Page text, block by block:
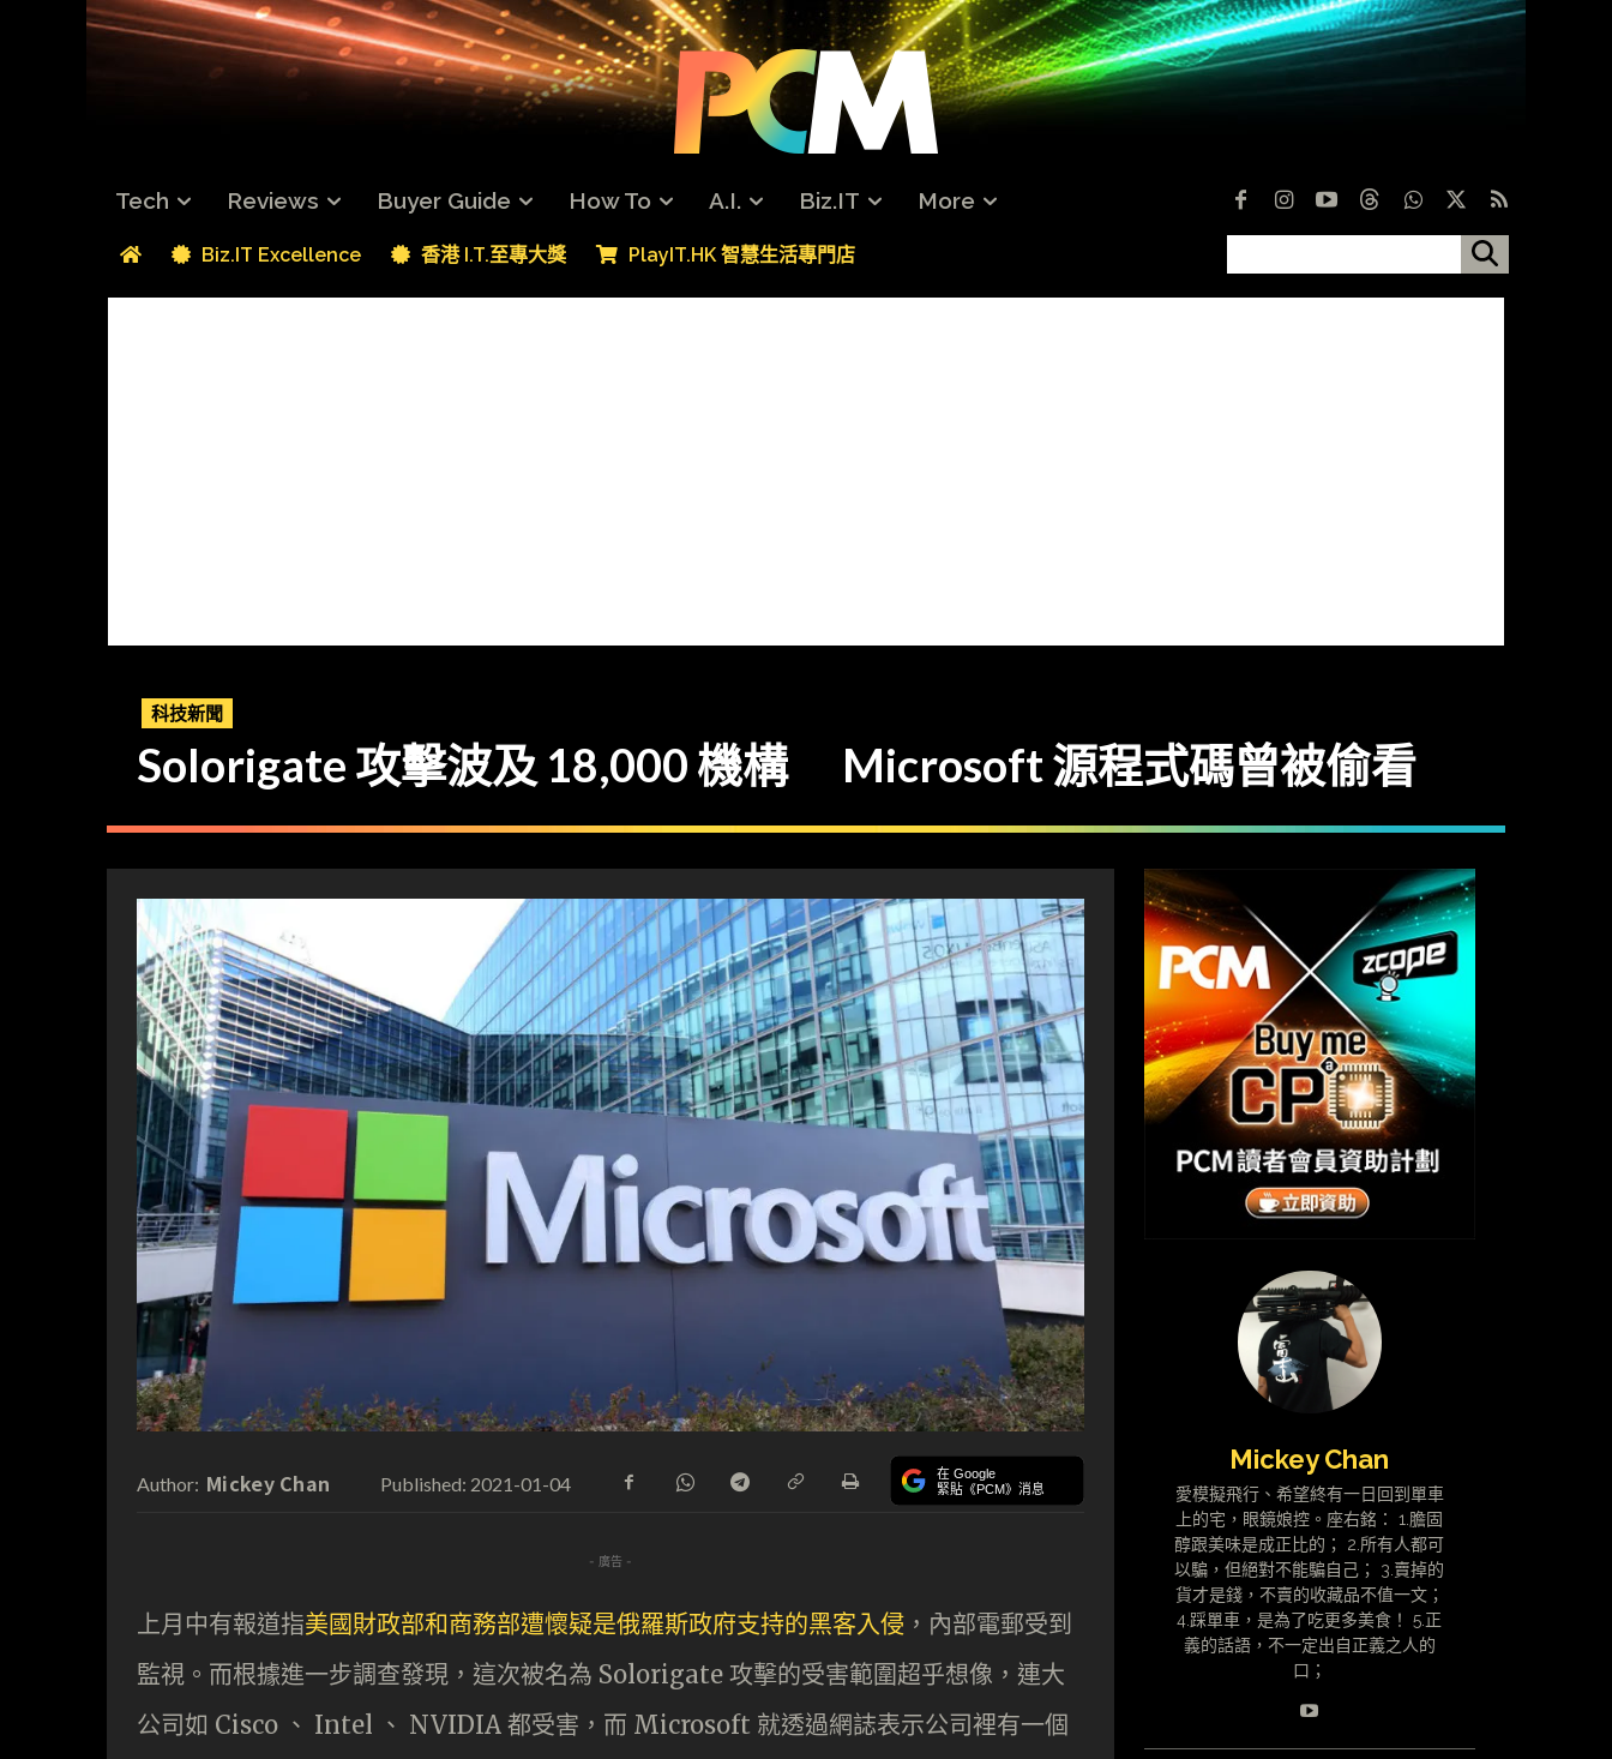
Tech Reviews Buyer Guide How To A.I. Biz.IT More
Biz.IT Excellence 香港 I.T.至專大獎 PlayIT.HK 智慧生活專門店
科技新聞
Solorigate 攻擊波及 18,000 機構 Microsoft 源程式碼曾被偷看
Author: Mickey Chan Published: 2021-01-04 在 Google
緊貼《PCM》消息
- 廣告 -
上月中有報道指美國財政部和商務部遭懷疑是俄羅斯政府支持的黑客入侵 ，內部電郵受到
監視。而根據進一步調查發現，這次被名為 Solorigate 攻擊的受害範圍超乎想像，連大
公司如 Cisco 、 Intel 、 NVIDIA 都受害，而 Microsoft 就透過網誌表示公司裡有一個
Mickey Chan
愛模擬飛行、希望終有一日回到單車
上的宅，眼鏡娘控。座右銘： 1.膽固
醇跟美味是成正比的； 2.所有人都可
以騙，但絕對不能騙自己； 3.賣掉的
貨才是錢，不賣的收藏品不值一文；
4.踩單車，是為了吃更多美食！ 5.正
義的話語，不一定出自正義之人的
口；